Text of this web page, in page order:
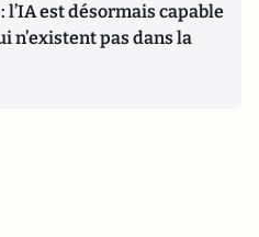
est désormais capable
n’existent pas dans la